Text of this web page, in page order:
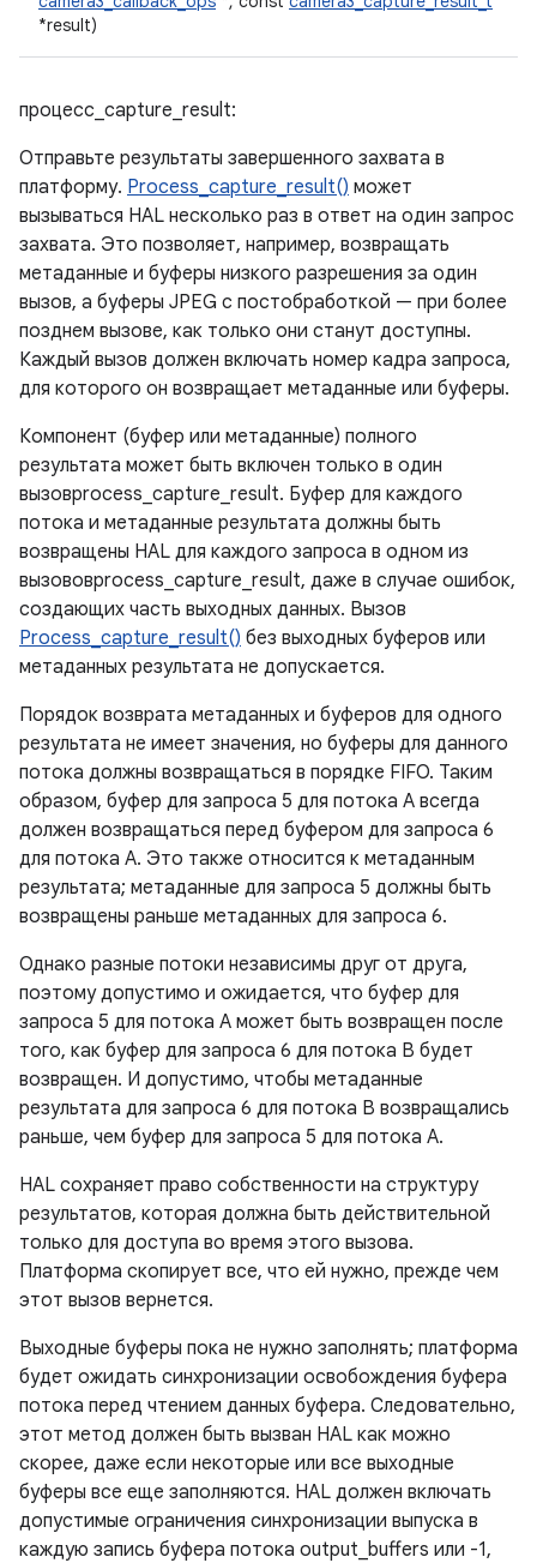
*result)
процесс_capture_result:
Отправьте результаты завершенного захвата в
платформу. Process_capture_result() может
вызываться HAL несколько раз в ответ на один запрос
захвата. Это позволяет, например, возвращать
метаданные и буферы низкого разрешения за один
вызов, а буферы JPEG с постобработкой — при более
позднем вызове, как только они станут доступны.
Каждый вызов должен включать номер кадра запроса,
для которого он возвращает метаданные или буферы.
Компонент (буфер или метаданные) полного
результата может быть включен только в один
вызовprocess_capture_result. Буфер для каждого
потока и метаданные результата должны быть
возвращены HAL для каждого запроса в одном из
вызововprocess_capture_result, даже в случае ошибок,
создающих часть выходных данных. Вызов
Process_capture_result() без выходных буферов или
метаданных результата не допускается.
Порядок возврата метаданных и буферов для одного
результата не имеет значения, но буферы для данного
потока должны возвращаться в порядке FIFO. Таким
образом, буфер для запроса 5 для потока A всегда
должен возвращаться перед буфером для запроса 6
для потока A. Это также относится к метаданным
результата; метаданные для запроса 5 должны быть
возвращены раньше метаданных для запроса 6.
Однако разные потоки независимы друг от друга,
поэтому допустимо и ожидается, что буфер для
запроса 5 для потока A может быть возвращен после
того, как буфер для запроса 6 для потока B будет
возвращен. И допустимо, чтобы метаданные
результата для запроса 6 для потока B возвращались
раньше, чем буфер для запроса 5 для потока A.
HAL сохраняет право собственности на структуру
результатов, которая должна быть действительной
только для доступа во время этого вызова.
Платформа скопирует все, что ей нужно, прежде чем
этот вызов вернется.
Выходные буферы пока не нужно заполнять; платформа
будет ожидать синхронизации освобождения буфера
потока перед чтением данных буфера. Следовательно,
этот метод должен быть вызван HAL как можно
скорее, даже если некоторые или все выходные
буферы все еще заполняются. HAL должен включать
допустимые ограничения синхронизации выпуска в
каждую запись буфера потока output_buffers или -1,